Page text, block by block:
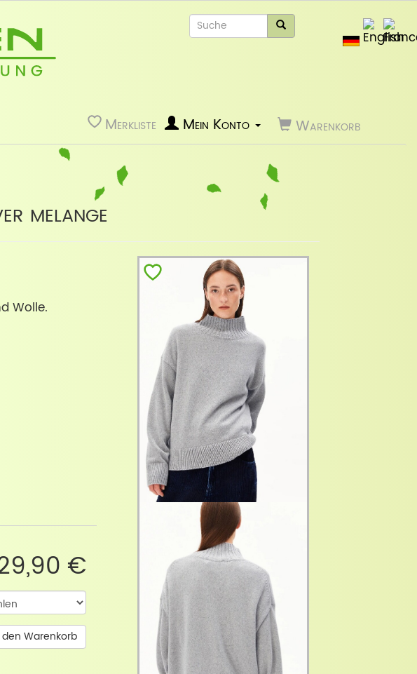
Merkliste Warenkorb
Mein Konto
melange
Wolle.
€
den Warenkorb